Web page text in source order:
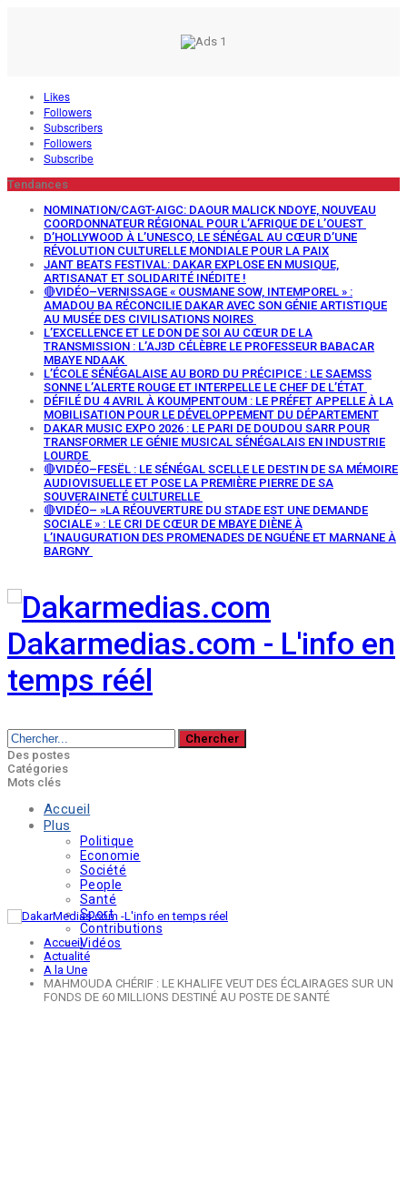
Likes
Followers
Subscribers
Followers
Subscribe
Tendances
NOMINATION/CAGT-AIGC: DAOUR MALICK NDOYE, NOUVEAU
COORDONNATEUR RÉGIONAL POUR L’AFRIQUE DE L’OUEST
D’HOLLYWOOD À L’UNESCO, LE SÉNÉGAL AU CŒUR D’UNE
RÉVOLUTION CULTURELLE MONDIALE POUR LA PAIX
JANT BEATS FESTIVAL: DAKAR EXPLOSE EN MUSIQUE,
ARTISANAT ET SOLIDARITÉ INÉDITE !
🔴VIDÉO–VERNISSAGE « OUSMANE SOW, INTEMPOREL » :
AMADOU BA RÉCONCILIE DAKAR AVEC SON GÉNIE ARTISTIQUE
AU MUSÉE DES CIVILISATIONS NOIRES
L’EXCELLENCE ET LE DON DE SOI AU CŒUR DE LA
TRANSMISSION : L’AJ3D CÉLÈBRE LE PROFESSEUR BABACAR
MBAYE NDAAK
L’ÉCOLE SÉNÉGALAISE AU BORD DU PRÉCIPICE : LE SAEMSS
SONNE L’ALERTE ROUGE ET INTERPELLE LE CHEF DE L’ÉTAT
DÉFILÉ DU 4 AVRIL À KOUMPENTOUM : LE PRÉFET APPELLE À LA
MOBILISATION POUR LE DÉVELOPPEMENT DU DÉPARTEMENT
DAKAR MUSIC EXPO 2026 : LE PARI DE DOUDOU SARR POUR
TRANSFORMER LE GÉNIE MUSICAL SÉNÉGALAIS EN INDUSTRIE
LOURDE
🔴VIDÉO–FESËL : LE SÉNÉGAL SCELLE LE DESTIN DE SA MÉMOIRE
AUDIOVISUELLE ET POSE LA PREMIÈRE PIERRE DE SA
SOUVERAINETÉ CULTURELLE
🔴VIDÉO– »LA RÉOUVERTURE DU STADE EST UNE DEMANDE
SOCIALE » : LE CRI DE CŒUR DE MBAYE DIÈNE À
L’INAUGURATION DES PROMENADES DE NGUÉNE ET MARNANE À
BARGNY
Dakarmedias.com - L'info en
temps réél
Des postes
Catégories
Mots clés
Accueil
Plus
Politique
Economie
Société
People
Santé
Sport
Contributions
Vidéos
Accueil
Actualité
A la Une
MAHMOUDA CHÉRIF : LE KHALIFE VEUT DES ÉCLAIRAGES SUR UN
FONDS DE 60 MILLIONS DESTINÉ AU POSTE DE SANTÉ